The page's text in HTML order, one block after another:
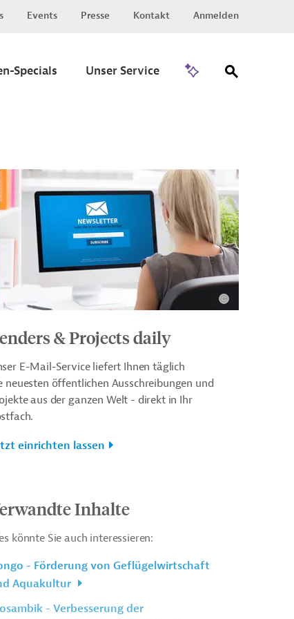
Events Presse Kontakt Anmelden
Specials Unser Service
& Projects daily
E-Mail-Service liefert Ihnen täglich
neuesten öffentlichen Ausschreibungen und
aus der ganzen Welt - direkt in Ihr
einrichten lassen
Inhalte
könnte Sie auch interessieren:
- Förderung von Geflügelwirtschaft
Aquakultur
- Verbesserung der